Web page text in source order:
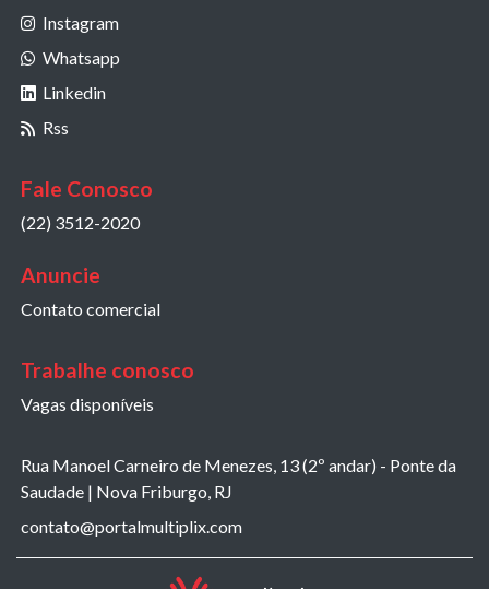
Instagram
Whatsapp
Linkedin
Rss
Fale Conosco
(22) 3512-2020
Anuncie
Contato comercial
Trabalhe conosco
Vagas disponíveis
Rua Manoel Carneiro de Menezes, 13 (2º andar) - Ponte da
Saudade | Nova Friburgo, RJ
contato@portalmultiplix.com